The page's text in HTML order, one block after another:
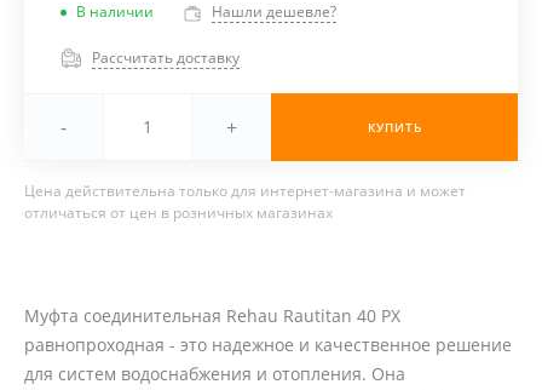
В наличии Нашли дешевле?
Рассчитать доставку
- + КУПИТЬ
Цена действительна только для интернет-магазина и может
отличаться от цен в розничных магазинах
Муфта соединительная Rehau Rautitan 40 PX
равнопроходная - это надежное и качественное решение
для систем водоснабжения и отопления. Она